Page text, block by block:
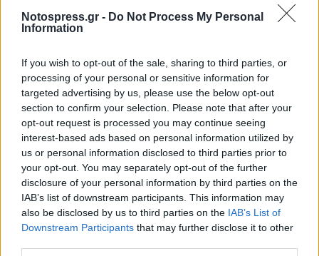
Notospress.gr - Do Not Process My Personal
Information
If you wish to opt-out of the sale, sharing to third parties, or
processing of your personal or sensitive information for
targeted advertising by us, please use the below opt-out
section to confirm your selection. Please note that after your
opt-out request is processed you may continue seeing
interest-based ads based on personal information utilized by
us or personal information disclosed to third parties prior to
your opt-out. You may separately opt-out of the further
disclosure of your personal information by third parties on the
IAB’s list of downstream participants. This information may
also be disclosed by us to third parties on the IAB’s List of
Downstream Participants that may further disclose it to other
ανιδιοτελώς για τα αδέσποτα). Επιπλέον οι έλεγχοι
που πραγματοποιήθηκαν από το Τμήμα Κτηνιατρικής
φιλοξενούνται ταΐζονται σωστά, ότι γίνονται
απεντομώσεις, απολυμάνσεις κλπ.
Αυξήσαμε την κτηνιατρική δαπάνη από €30 χιλ. το
2018, σε €45 χιλ. το 2020 και €50 χιλ. στον
προϋπολογισμό του 2021, τη δαπάνη για
περισυλλογή αδέσποτων, μεταφορά σε κτηνιάτρους
και μετά στο κέντρο φιλοξενίας, κλπ., από €45 χιλ.
σε €60 χιλ. περίπου και για προμήθεια ζωοτροφών